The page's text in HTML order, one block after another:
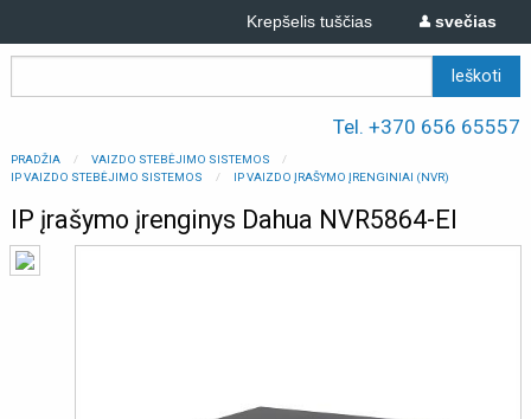
svečias
Krepšelis tuščias
Tel. +370 656 65557
PRADŽIA
VAIZDO STEBĖJIMO SISTEMOS
IP VAIZDO STEBĖJIMO SISTEMOS
IP VAIZDO ĮRAŠYMO ĮRENGINIAI (NVR)
IP įrašymo įrenginys Dahua NVR5864-EI